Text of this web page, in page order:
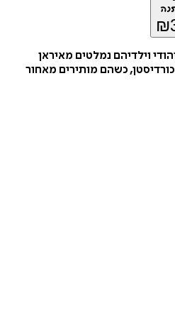
נמלטים מאיראן
כשהם מותירים מאחור